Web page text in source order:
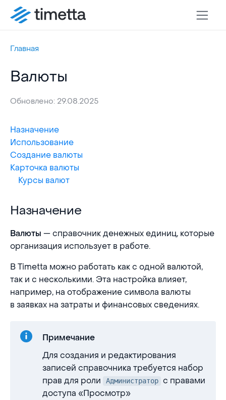
Главная
Валюты
Обновлено: 29.08.2025
Назначение
Использование
Создание валюты
Карточка валюты
Курсы валют
Назначение
Назначение
Валюты — справочник денежных единиц, которые
организация использует в работе.
В Timetta можно работать как с одной валютой,
так и с несколькими. Эта настройка влияет,
например, на отображение символа валюты
в заявках на затраты и финансовых сведениях.
Примечание
Для создания и редактирования
записей справочника требуется набор
прав для роли
Администратор с правами
доступа «Просмотр»